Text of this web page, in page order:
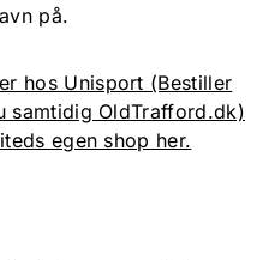
på.
hos Unisport (Bestiller
samtidig OldTrafford.dk)
egen shop her.